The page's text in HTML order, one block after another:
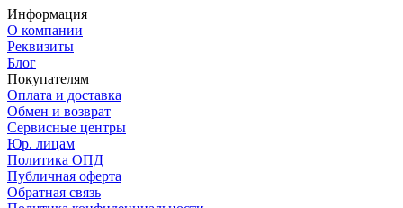
Информация
О компании
Реквизиты
Блог
Покупателям
Оплата и доставка
Обмен и возврат
Сервисные центры
Юр. лицам
Политика ОПД
Публичная оферта
Обратная связь